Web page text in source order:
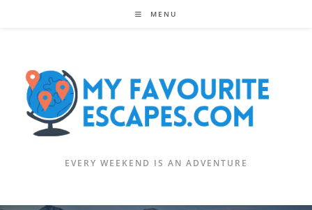
MENU
EVERY WEEKEND IS AN ADVENTURE